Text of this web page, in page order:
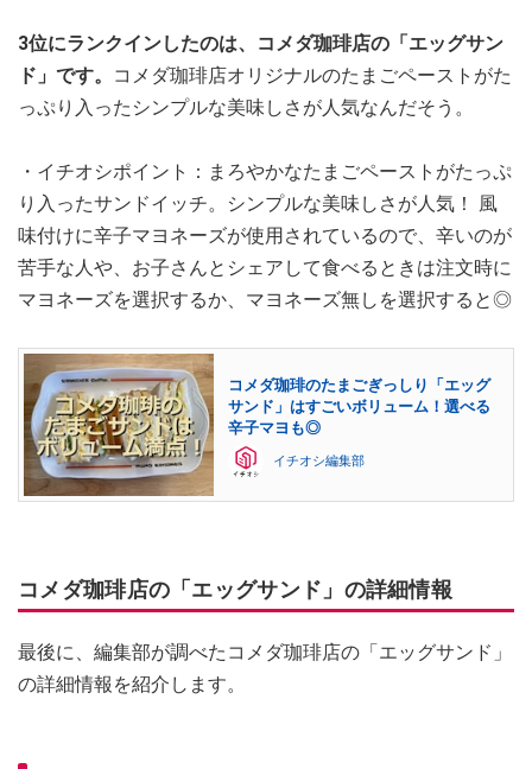
3位にランクインしたのは、コメダ珈琲店の「エッグサン
ド」です。
コメダ珈琲店オリジナルのたまごペーストがた
っぷり入ったシンプルな美味しさが人気なんだそう。
・イチオシポイント：まろやかなたまごペーストがたっぷ
り入ったサンドイッチ。シンプルな美味しさが人気！ 風
味付けに辛子マヨネーズが使用されているので、辛いのが
苦手な人や、お子さんとシェアして食べるときは注文時に
マヨネーズを選択するか、マヨネーズ無しを選択すると◎
コメダ珈琲のたまごぎっしり「エッグ
サンド」はすごいボリューム！選べる
辛子マヨも◎
イチオシ編集部
コメダ珈琲店の「エッグサンド」の詳細情報
最後に、編集部が調べたコメダ珈琲店の「エッグサンド」
の詳細情報を紹介します。